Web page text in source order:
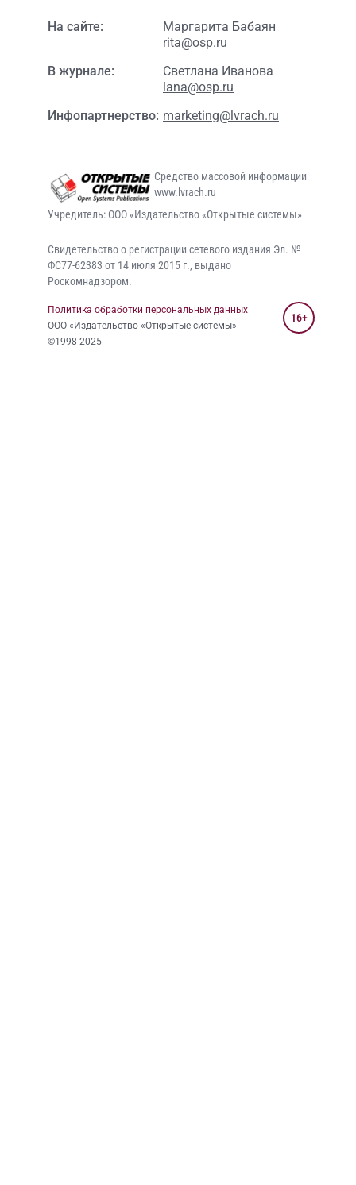
На сайте:
Маргарита Бабаян
rita@osp.ru
В журнале:
Светлана Иванова
lana@osp.ru
Инфопартнерство: marketing@lvrach.ru
Средство массовой информации
www.lvrach.ru
Учредитель: ООО «Издательство «Открытые системы»
Свидетельство о регистрации сетевого издания Эл. №
ФС77-62383 от 14 июля 2015 г., выдано
Роскомнадзором.
Политика обработки персональных данных
ООО «Издательство «Открытые системы»
©1998-2025
16+